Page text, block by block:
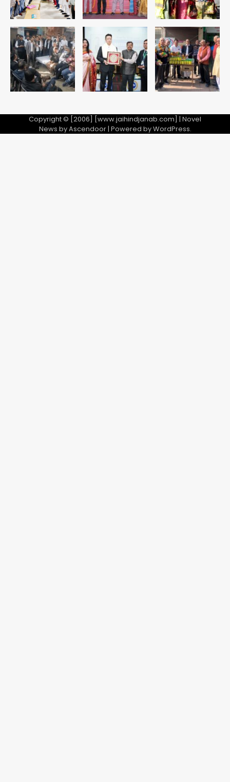
5
Noida Sector-49: सेक्टर-49 में 18
साल की मेड ने की खुदकुशी, शरीर पर नहीं मिली
कोई बाहरी
Avinash Kumar
Copyright © [2006] [www.jaihindjanab.com] | Novel
News byAscendoor| Powered byWordPress.